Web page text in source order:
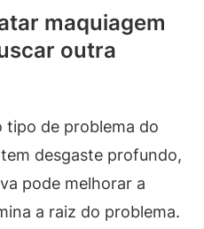
maquiagem
outra
tipo de problema do
desgaste profundo,
pode melhorar a
a raiz do problema.